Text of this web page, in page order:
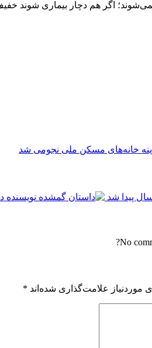
اگر هم دچار بیماری شوند
خانه‌های مسکن ملی نجومی شد
No
موردنیاز علامت‌گذاری شده‌اند *